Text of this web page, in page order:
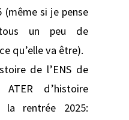
(même si je pense
un peu de
qu’elle va être).
de l’ENS de
d’histoire
la rentrée 2025: